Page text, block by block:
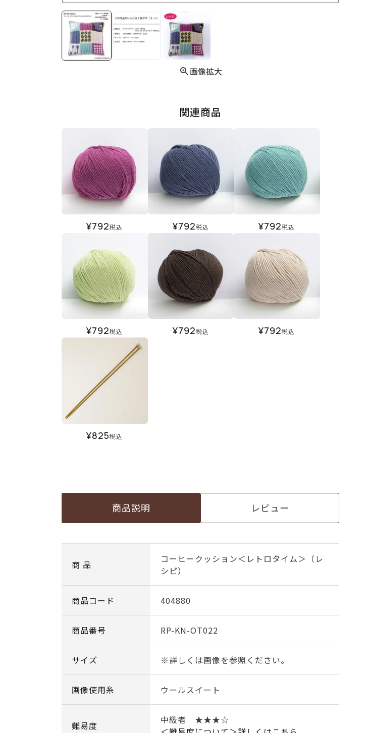
画像拡大
関連商品
¥792税込 ¥792税込 ¥792税込
¥792税込 ¥792税込 ¥792税込
¥825税込
商品説明 レビュー
商 品
コーヒークッション＜レトロタイム＞（レ
シピ）
商品コード 404880
商品番号 RP-KN-OT022
サイズ ※詳しくは画像を参照ください。
画像使用糸 ウールスイート
難易度
中級者 ★★★☆